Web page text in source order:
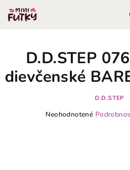
obsah
D.D.STEP
dievčenské
D.D.STEP
Priemerné
Neohodnotené